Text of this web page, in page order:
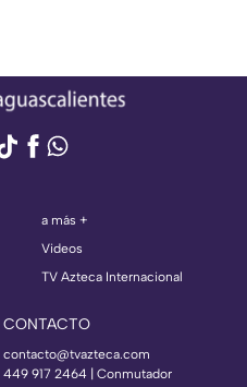
a más +
Videos
TV Azteca Internacional
CONTACTO
contacto@tvazteca.com
449 917 2464 | Conmutador